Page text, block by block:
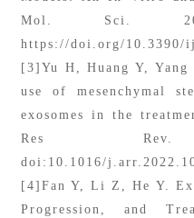
Mol. Sci.
https://doi.org/10.3390/
[3]Yu H, Huang Y,
use of mesenchymal
exosomes in the
Res Rev.
doi:10.1016/
[4]Fan Y, Li Z, He Y.
Progression, and